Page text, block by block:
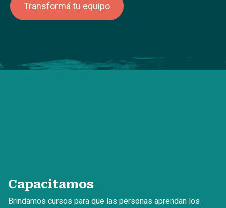
Transformá tu equipo
Capacitamos
Brindamos cursos para que las personas aprendan los